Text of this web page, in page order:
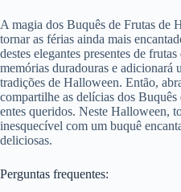
A magia dos Buquês de Frutas de
tornar as férias ainda mais
destes elegantes presentes de
memórias duradouras e adicionará
tradições de Halloween. Então,
compartilhe as delícias dos
entes queridos. Neste Halloween,
inesquecível com um buquê
deliciosas.
Perguntas frequentes: